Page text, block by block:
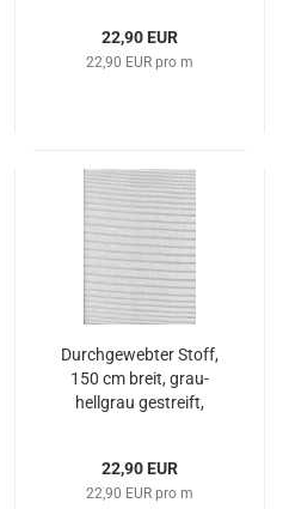
22,90 EUR
22,90 EUR pro m
Durchgewebter Stoff,
150 cm breit, grau-
hellgrau gestreift,
22,90 EUR
22,90 EUR pro m